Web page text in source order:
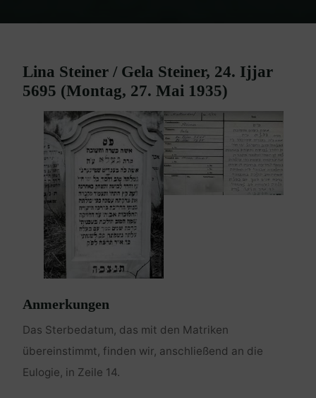
Lina Steiner / Gela Steiner, 24. Ijjar
5695 (Montag, 27. Mai 1935)
Anmerkungen
Das Sterbedatum, das mit den Matriken
übereinstimmt, finden wir, anschließend an die
Eulogie, in Zeile 14.